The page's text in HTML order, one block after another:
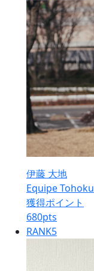
伊藤 大地
Equipe Tohoku
獲得ポイント
680pts
RANK5